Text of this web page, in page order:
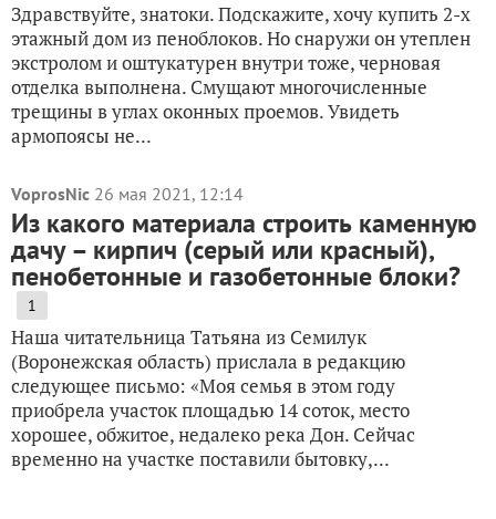
Здравствуйте, знатоки. Подскажите, хочу купить 2-х
этажный дом из пеноблоков. Но снаружи он утеплен
экстролом и оштукатурен внутри тоже, черновая
отделка выполнена. Смущают многочисленные
трещины в углах оконных проемов. Увидеть
армопоясы не...
VoprosNic 26 мая 2021, 12:14
Из какого материала строить каменную
дачу – кирпич (серый или красный),
пенобетонные и газобетонные блоки?
1
Наша читательница Татьяна из Семилук
(Воронежская область) прислала в редакцию
следующее письмо: «Моя семья в этом году
приобрела участок площадью 14 соток, место
хорошее, обжитое, недалеко река Дон. Сейчас
временно на участке поставили бытовку,...